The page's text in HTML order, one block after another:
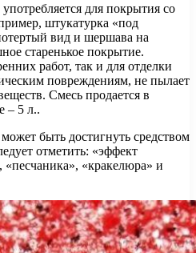
употребляется для покрытия со
штукатурка «под
вид и шершава на
старенькое покрытие.
работ, так и для отделки
повреждениям, не пылает
Смесь продается в
– 5 л..
быть достигнуть средством
отметить: «эффект
«кракелюра» и